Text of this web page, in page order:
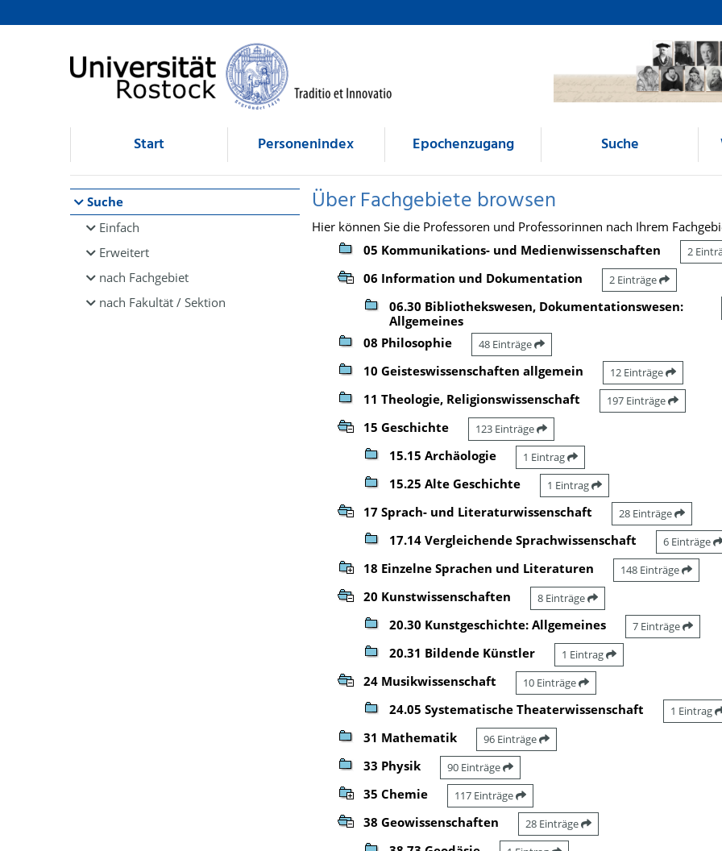
Browsen
direkt zum Inhalt
Start Personenindex Epochenzugang Suche
Suche
Einfach
Erweitert
nach Fachgebiet
nach Fakultät / Sektion
Über Fachgebiete browsen
Hier können Sie die Professoren und Professorinnen nach Ihrem
05 Kommunikations- und Medienwissenschaften
2
06 Information und Dokumentation 2 Einträge
06.30 Bibliothekswesen, Dokumentationswesen:
Allgemeines
08 Philosophie 48 Einträge
10 Geisteswissenschaften allgemein 12 Einträge
11 Theologie, Religionswissenschaft 197 Einträge
15 Geschichte 123 Einträge
15.15 Archäologie 1 Eintrag
15.25 Alte Geschichte 1 Eintrag
17 Sprach- und Literaturwissenschaft 28 Einträge
17.14 Vergleichende Sprachwissenschaft 6 Einträge
18 Einzelne Sprachen und Literaturen 148 Einträge
20 Kunstwissenschaften 8 Einträge
20.30 Kunstgeschichte: Allgemeines 7 Einträge
20.31 Bildende Künstler 1 Eintrag
24 Musikwissenschaft 10 Einträge
24.05 Systematische Theaterwissenschaft 1 Eintrag
31 Mathematik 96 Einträge
33 Physik 90 Einträge
35 Chemie 117 Einträge
38 Geowissenschaften 28 Einträge